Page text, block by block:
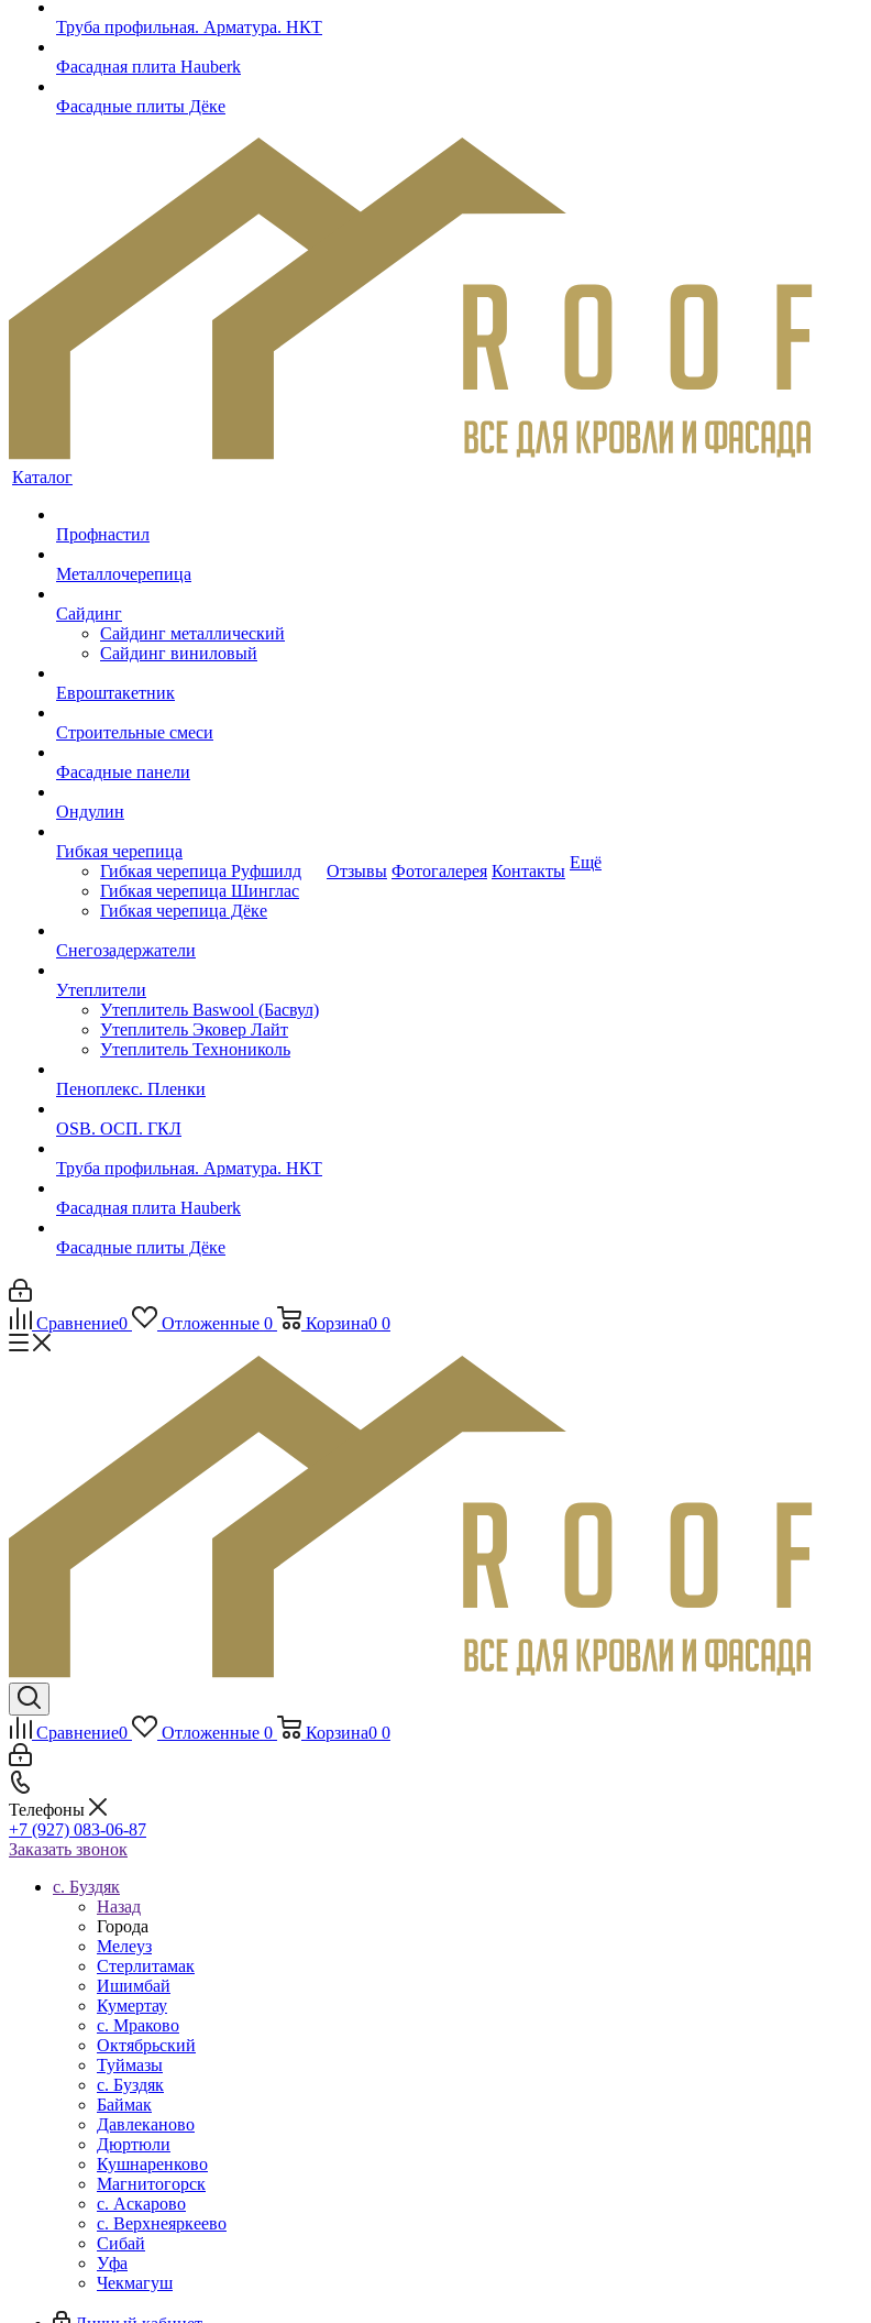
Труба профильная. Арматура. НКТ
Фасадная плита Hauberk
Фасадные плиты Дёке
Каталог
Профнастил
Металлочерепица
Сайдинг
Сайдинг металлический
Сайдинг виниловый
Евроштакетник
Строительные смеси
Фасадные панели
Ондулин
Гибкая черепица
Гибкая черепица Руфшилд
Гибкая черепица Шинглас
Гибкая черепица Дёке
Снегозадержатели
Утеплители
Утеплитель Baswool (Басвул)
Утеплитель Эковер Лайт
Утеплитель Технониколь
Пеноплекс. Пленки
OSB. ОСП. ГКЛ
Труба профильная. Арматура. НКТ
Фасадная плита Hauberk
Фасадные плиты Дёке
Отзывы Фотогалерея Контакты Ещё
Сравнение0 Отложенные 0 Корзина0 0
Сравнение0 Отложенные 0 Корзина0 0
Телефоны
+7 (927) 083-06-87
Заказать звонок
c. Буздяк
Назад
Города
Мелеуз
Стерлитамак
Ишимбай
Кумертау
c. Мраково
Октябрьский
Туймазы
c. Буздяк
Баймак
Давлеканово
Дюртюли
Кушнаренково
Магнитогорск
с. Аскарово
с. Верхнеяркеево
Сибай
Уфа
Чекмагуш